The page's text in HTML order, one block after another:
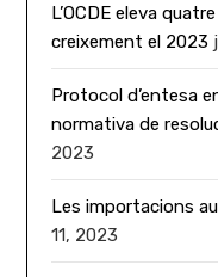
L’OCDE eleva
creixement el 2023
Protocol d’entesa
normativa de
2023
Les importacions
11, 2023